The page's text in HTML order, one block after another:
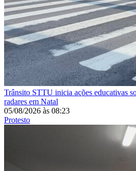
Trânsito STTU inicia ações educativas
radares em Natal
05/08/2026 às 08:23
Protesto